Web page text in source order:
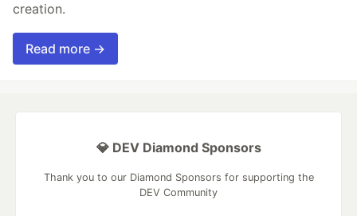
creation.
Read more →
💎 DEV Diamond Sponsors
Thank you to our Diamond Sponsors for supporting the
DEV Community